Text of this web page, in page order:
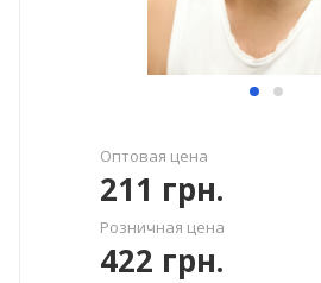
Оптовая цена
211 грн.
Розничная цена
422 грн.